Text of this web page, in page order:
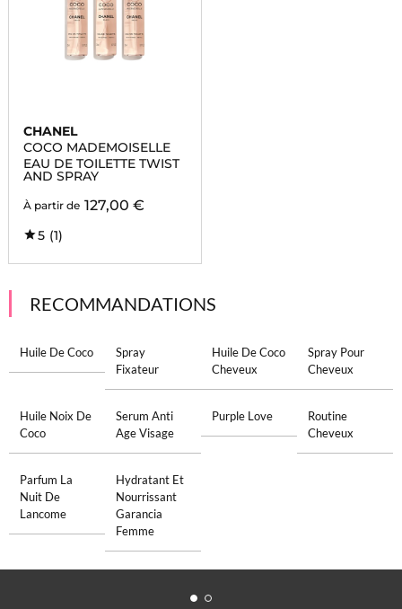
CHANEL
COCO MADEMOISELLE
EAU DE TOILETTE TWIST
AND SPRAY
À partir de 127,00 €
5 (1)
RECOMMANDATIONS
Huile De Coco
Spray
Fixateur
Huile De Coco
Cheveux
Spray Pour
Cheveux
Huile Noix De
Coco
Serum Anti
Age Visage
Purple Love
Routine
Cheveux
Parfum La
Nuit De
Lancome
Hydratant Et
Nourrissant
Garancia
Femme